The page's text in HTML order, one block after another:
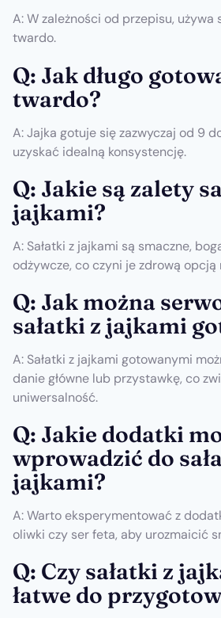
A: W zależności od przepisu, używa
twardo.
Q: Jak długo
twardo?
A: Jajka gotuje się zazwyczaj od 9
uzyskać idealną konsystencję.
Q: Jakie są zalety
jajkami?
A: Sałatki z jajkami są smaczne,
odżywcze, co czyni je zdrową opcją
Q: Jak można
sałatki z jajkami
A: Sałatki z jajkami gotowanymi
danie główne lub przystawkę, co
uniwersalność.
Q: Jakie dodatki
wprowadzić do
jajkami?
A: Warto eksperymentować z
oliwki czy ser feta, aby urozmaicić
Q: Czy sałatki z
łatwe do